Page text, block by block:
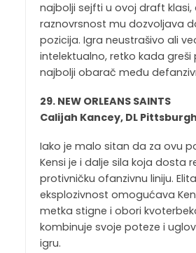
najbolji sejfti u ovoj draft klasi,
raznovrsnost mu dozvoljava
pozicija. Igra neustrašivo ali
intelektualno, retko kada greši
najbolji obarač među
29. NEW ORLEANS SAINTS
Calijah Kancey, DL Pittsburgh
Iako je malo sitan da za ovu
Kensi je i dalje sila koja dosta
protivničku ofanzivnu liniju.
eksplozivnost omogućava
metka stigne i obori
kombinuje svoje poteze i
igru.